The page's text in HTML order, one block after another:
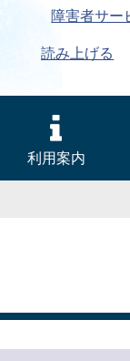
障害者サー
読み上げる
利用案内